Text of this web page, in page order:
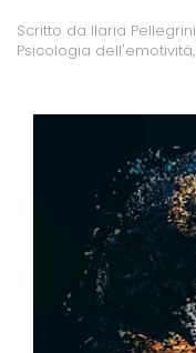
Scritto da Ilaria Pellegrini
Psicologia dell'emotività,